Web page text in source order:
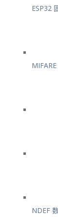
ESP32
NDEF